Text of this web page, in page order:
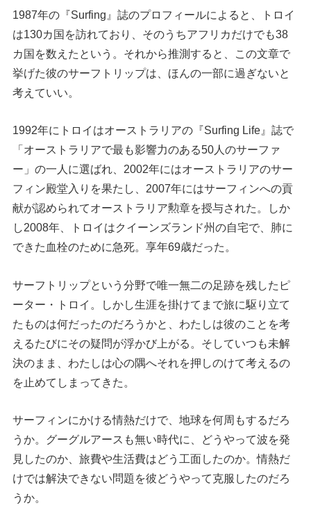
1987年の『Surfing』誌のプロフィールによると、トロイ
は130カ国を訪れており、そのうちアフリカだけでも38
カ国を数えたという。それから推測すると、この文章で
挙げた彼のサーフトリップは、ほんの一部に過ぎないと
考えていい。
1992年にトロイはオーストラリアの『Surfing Life』誌で
「オーストラリアで最も影響力のある50人のサーファ
ー」の一人に選ばれ、2002年にはオーストラリアのサー
フィン殿堂入りを果たし、2007年にはサーフィンへの貢
献が認められてオーストラリア勲章を授与された。しか
し2008年、トロイはクイーンズランド州の自宅で、肺に
できた血栓のために急死。享年69歳だった。
サーフトリップという分野で唯一無二の足跡を残したピ
ーター・トロイ。しかし生涯を掛けてまで旅に駆り立て
たものは何だったのだろうかと、わたしは彼のことを考
えるたびにその疑問が浮かび上がる。そしていつも未解
決のまま、わたしは心の隅へそれを押しのけて考えるの
を止めてしまってきた。
サーフィンにかける情熱だけで、地球を何周もするだろ
うか。グーグルアースも無い時代に、どうやって波を発
見したのか、旅費や生活費はどう工面したのか。情熱だ
けでは解決できない問題を彼どうやって克服したのだろ
うか。